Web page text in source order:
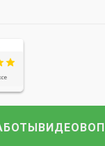
Hyundai
ВИДЕО